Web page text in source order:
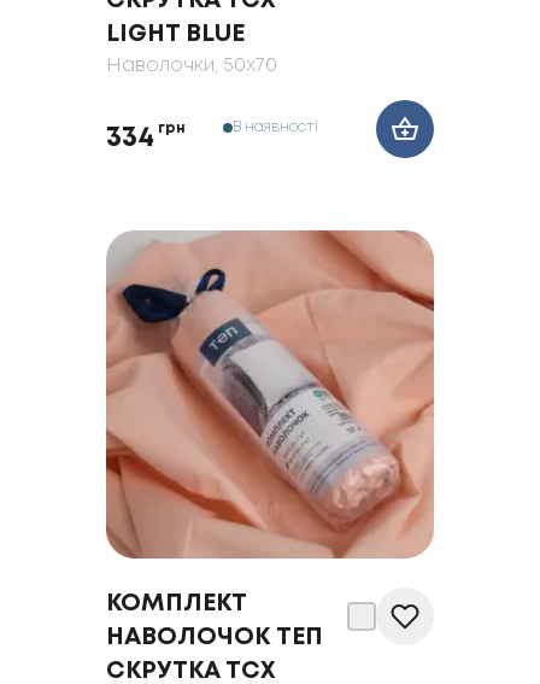
LIGHT BLUE
Наволочки, 50x70
334 грн В наявності
КОМПЛЕКТ
НАВОЛОЧОК ТЕП
СКРУТКА ТСХ